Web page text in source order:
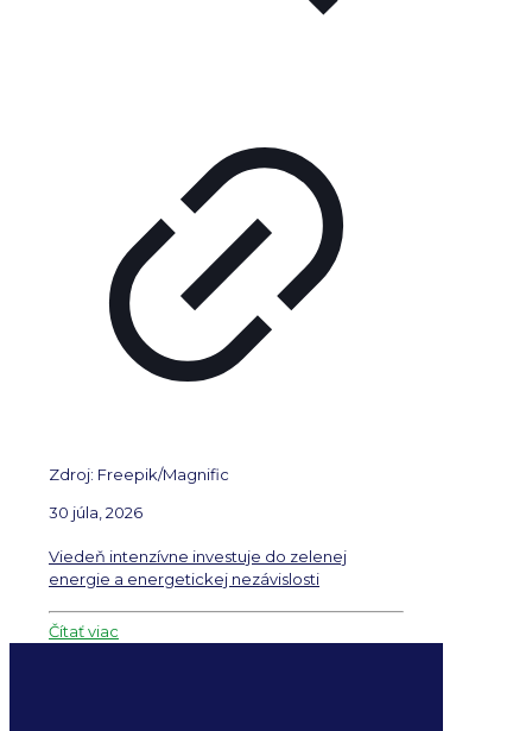
Zdroj: Freepik/Magnific
30 júla, 2026
Viedeň intenzívne investuje do zelenej
energie a energetickej nezávislosti
Čítať viac